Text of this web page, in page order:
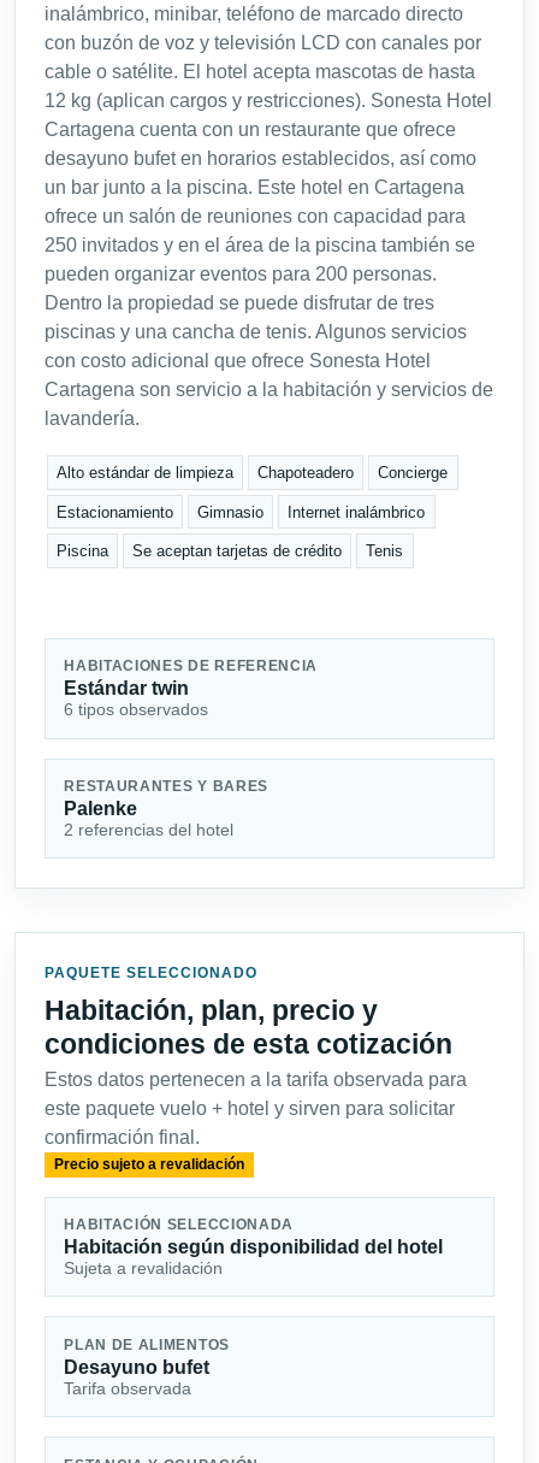
inalámbrico, minibar, teléfono de marcado directo
con buzón de voz y televisión LCD con canales por
cable o satélite. El hotel acepta mascotas de hasta
12 kg (aplican cargos y restricciones). Sonesta Hotel
Cartagena cuenta con un restaurante que ofrece
desayuno bufet en horarios establecidos, así como
un bar junto a la piscina. Este hotel en Cartagena
ofrece un salón de reuniones con capacidad para
250 invitados y en el área de la piscina también se
pueden organizar eventos para 200 personas.
Dentro la propiedad se puede disfrutar de tres
piscinas y una cancha de tenis. Algunos servicios
con costo adicional que ofrece Sonesta Hotel
Cartagena son servicio a la habitación y servicios de
lavandería.
Alto estándar de limpieza Chapoteadero Concierge
Estacionamiento Gimnasio Internet inalámbrico
Piscina Se aceptan tarjetas de crédito Tenis
HABITACIONES DE REFERENCIA
Estándar twin
6 tipos observados
RESTAURANTES Y BARES
Palenke
2 referencias del hotel
PAQUETE SELECCIONADO
Habitación, plan, precio y
condiciones de esta cotización
Estos datos pertenecen a la tarifa observada para
este paquete vuelo + hotel y sirven para solicitar
confirmación final.
Precio sujeto a revalidación
HABITACIÓN SELECCIONADA
Habitación según disponibilidad del hotel
Sujeta a revalidación
PLAN DE ALIMENTOS
Desayuno bufet
Tarifa observada